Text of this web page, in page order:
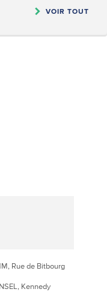
VOIR TOUT
Rue de Bitbourg
Kennedy